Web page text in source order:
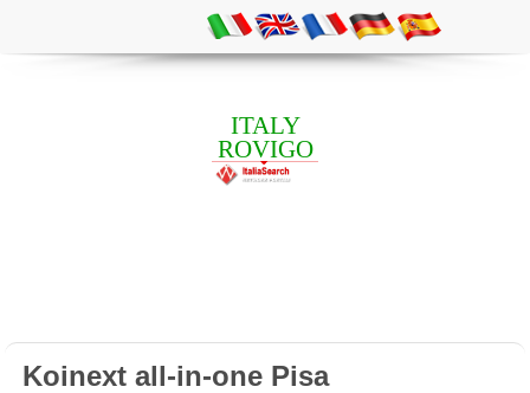
ITALY
ROVIGO
Koinext all-in-one Pisa